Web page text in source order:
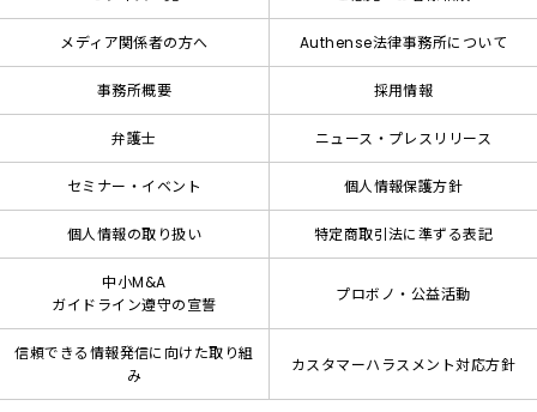
メディア関係者の方へ Authense法律事務所について
事務所概要 採用情報
弁護士 ニュース・プレスリリース
セミナー・イベント 個人情報保護方針
個人情報の取り扱い 特定商取引法に準ずる表記
中小M&A
ガイドライン遵守の宣誓
プロボノ・公益活動
信頼できる情報発信に向けた取り組
み
カスタマーハラスメント対応方針